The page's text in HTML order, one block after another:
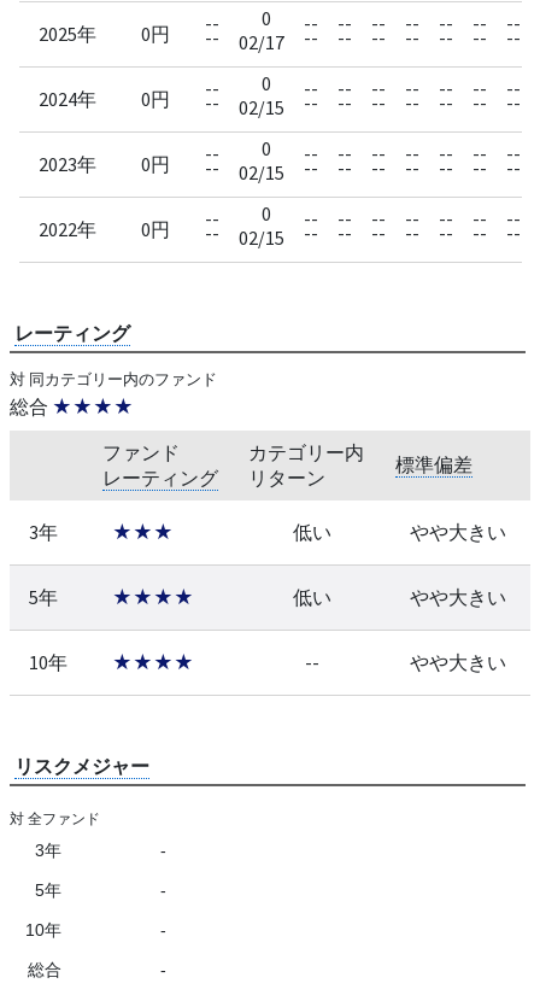
2025年 0円 --
--
0
02/17
--
--
--
--
--
--
--
--
--
--
--
--
--
--
2024年 0円 --
--
0
02/15
--
--
--
--
--
--
--
--
--
--
--
--
--
--
2023年 0円 --
--
0
02/15
--
--
--
--
--
--
--
--
--
--
--
--
--
--
2022年 0円 --
--
0
02/15
--
--
--
--
--
--
--
--
--
--
--
--
--
--
レーティング
対 同カテゴリー内のファンド
総合 ★★★★
ファンド
レーティング
カテゴリー内
リターン
標準偏差
3年 ★★★ 低い やや大きい
5年 ★★★★ 低い やや大きい
10年 ★★★★ -- やや大きい
リスクメジャー
対 全ファンド
3年 -
5年 -
10年 -
総合 -